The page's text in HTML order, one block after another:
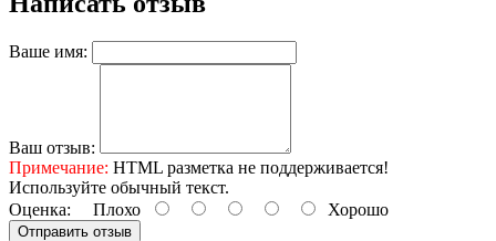
Ваше имя:
Ваш отзыв:
Примечание: HTML разметка не поддерживается!
Используйте обычный текст.
Оценка: Плохо Хорошо
Отправить отзыв